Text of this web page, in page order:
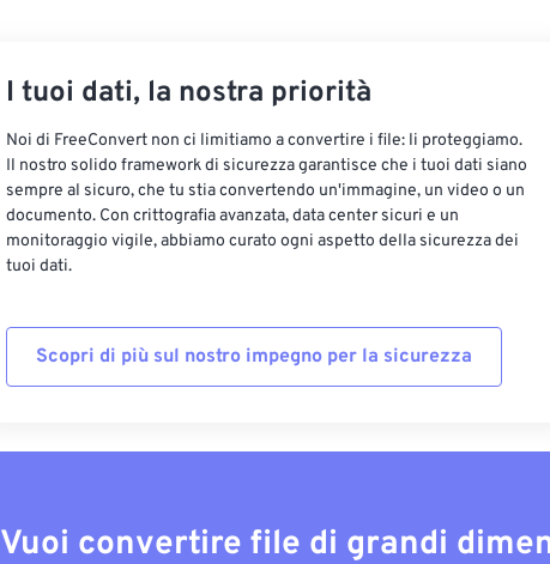
I tuoi dati, la nostra priorità
Noi di FreeConvert non ci limitiamo a convertire i file: li proteggiamo.
Il nostro solido framework di sicurezza garantisce che i tuoi dati siano
sempre al sicuro, che tu stia convertendo un'immagine, un video o un
documento. Con crittografia avanzata, data center sicuri e un
monitoraggio vigile, abbiamo curato ogni aspetto della sicurezza dei
tuoi dati.
Scopri di più sul nostro impegno per la sicurezza
Vuoi convertire file di grandi